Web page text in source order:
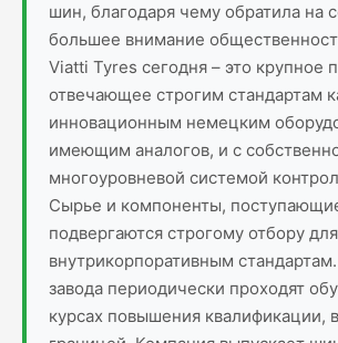
шин, благодаря чему обратила на
большее внимание
Viatti Tyres сегодня – это крупное
отвечающее строгим стандартам
инновационным немецким
имеющим аналогов, и с
многоуровневой системой
Сырье и компоненты,
подвергаются строгому отбору
внутрикорпоративным
завода периодически проходят
курсах повышения квалификации,